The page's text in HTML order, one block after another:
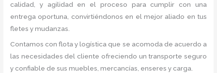
calidad, y agilidad en el proceso para cumplir con una
entrega oportuna, convirtiéndonos en el mejor aliado en tus
fletes y mudanzas.
Contamos con flota y logística que se acomoda de acuerdo a
las necesidades del cliente ofreciendo un transporte seguro
y confiable de sus muebles, mercancías, enseres y carga.